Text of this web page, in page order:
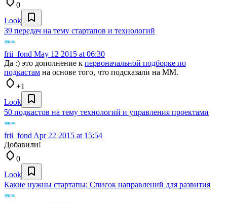
0
Look
39 передач на тему стартапов и технологий
frii_fond May 12 2015 at 06:30
Да :) это дополнение к первоначальной подборке по
подкастам на основе того, что подсказали на ММ.
+1
Look
50 подкастов на тему технологий и управления проектами
frii_fond Apr 22 2015 at 15:54
Добавили!
0
Look
Какие нужны стартапы: Список направлений для развития